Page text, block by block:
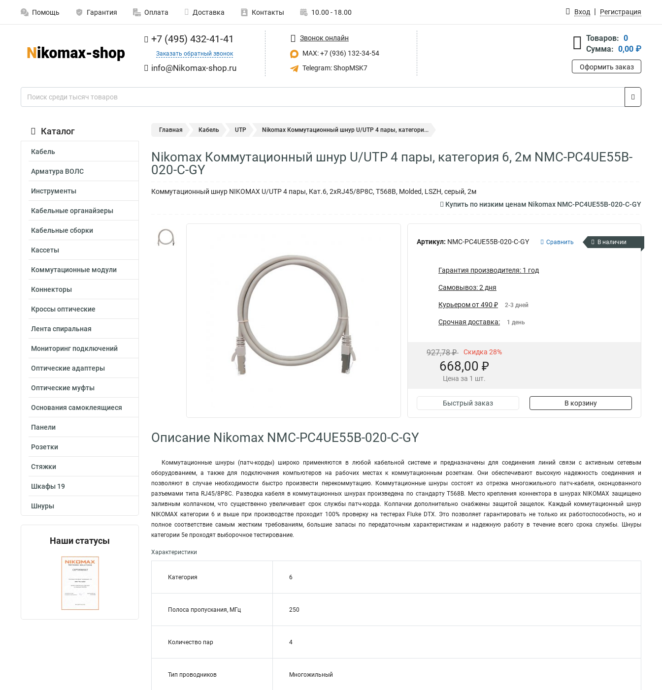
Помощь Гарантия Оплата Доставка Контакты 10.00 - 18.00 Вход Регистрация
+7 (495) 432-41-41
Заказать обратный звонок
info@Nikomax-shop.ru
Звонок онлайн
MAX: +7 (936) 132-34-54
Telegram: ShopMSK7
Товаров: 0
Сумма: 0,00 ₽
Оформить заказ
Каталог
Кабель
Арматура ВОЛС
Инструменты
Кабельные органайзеры
Кабельные сборки
Кассеты
Коммутационные модули
Коннекторы
Кроссы оптические
Лента спиральная
Мониторинг подключений
Оптические адаптеры
Оптические муфты
Основания самоклеящиеся
Панели
Розетки
Стяжки
Шкафы 19
Шнуры
Наши статусы
Главная Кабель UTP Nikomax Коммутационный шнур U/UTP 4 пары, категори...
Nikomax Коммутационный шнур U/UTP 4 пары, категория 6, 2м NMC-PC4UE55B-
020-C-GY
Коммутационный шнур NIKOMAX U/UTP 4 пары, Кат.6, 2хRJ45/8P8C, T568B, Molded, LSZH, серый, 2м
Купить по низким ценам Nikomax NMC-PC4UE55B-020-C-GY
Артикул: NMC-PC4UE55B-020-C-GY Сравнить В наличии
Гарантия производителя: 1 год
Самовывоз: 2 дня
Курьером от 490 ₽ 2-3 дней
Срочная доставка: 1 день
927,78 ₽ Скидка 28%
668,00 ₽
Цена за 1 шт.
Быстрый заказ В корзину
Описание Nikomax NMC-PC4UE55B-020-C-GY
Коммутационные шнуры (патч-корды) широко применяются в любой кабельной системе и предназначены для соединения линий связи с активным сетевым
оборудованием, а также для подключения компьютеров на рабочих местах к коммутационным розеткам. Они обеспечивают высокую надежность соединения и
позволяют в случае необходимости быстро произвести перекоммутацию. Коммутационные шнуры состоят из отрезка многожильного патч-кабеля, оконцованного
разъемами типа RJ45/8P8C. Разводка кабеля в коммутационных шнурах произведена по стандарту T568B. Место крепления коннектора в шнурах NIKOMAX защищено
заливным колпачком, что существенно увеличивает срок службы патч-корда. Колпачки дополнительно снабжены защитой защелок. Каждый коммутационный шнур
NIKOMAX категории 6 и выше при производстве проходит 100% проверку на тестерах Fluke DTX. Это позволяет гарантировать не только их работоспособность, но и
полное соответствие самым жестким требованиям, большие запасы по передаточным характеристикам и надежную работу в течение всего срока службы. Шнуры
категории 5е проходят выборочное тестирование.
Характеристики
Категория 6
Полоса пропускания, МГц 250
Количество пар 4
Тип проводников Многожильный